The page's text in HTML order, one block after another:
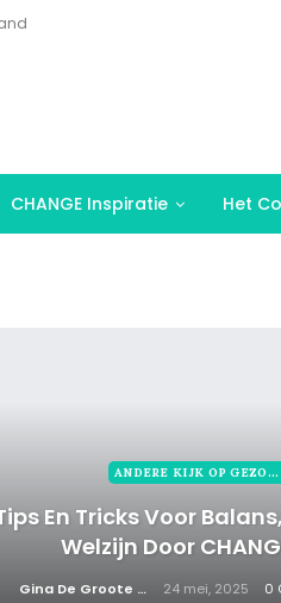
CHANGE Inspiratie Het
ANDERE KIJK OP GEZONDHEID
En Tricks Voor
Welzijn Door
Gina De Groote 24 mei, 2025 0